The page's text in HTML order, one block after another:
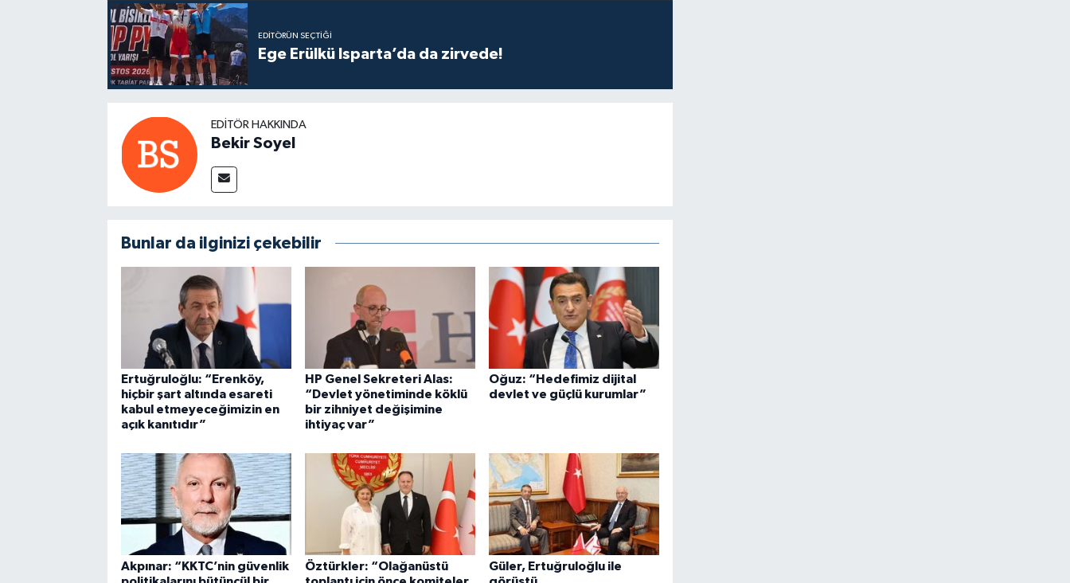
EDITÖRÜN SEÇTIĞI
Ege Erülkü Isparta’da da zirvede!
EDITÖR HAKKINDA
Bekir Soyel
Bunlar da ilginizi çekebilir
Ertuğruloğlu: “Erenköy,
hiçbir şart altında esareti
kabul etmeyeceğimizin en
açık kanıtıdır”
HP Genel Sekreteri Alas:
“Devlet yönetiminde köklü
bir zihniyet değişimine
ihtiyaç var”
Oğuz: “Hedefimiz dijital
devlet ve güçlü kurumlar”
Akpınar: “KKTC’nin güvenlik
Öztürkler: “Olağanüstü
Güler, Ertuğruloğlu ile